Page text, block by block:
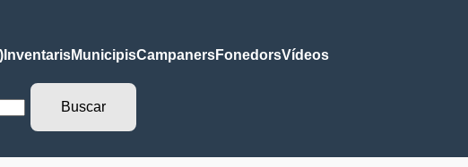
InventarisMunicipisCampanersFonedorsVídeos